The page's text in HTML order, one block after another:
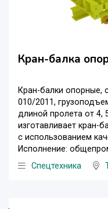
Кран-балка
Кран-балки опорные,
010/2011,
длиной пролета от 4,
изготавливает кран-
с использованием
Исполнение:
Спецтехника